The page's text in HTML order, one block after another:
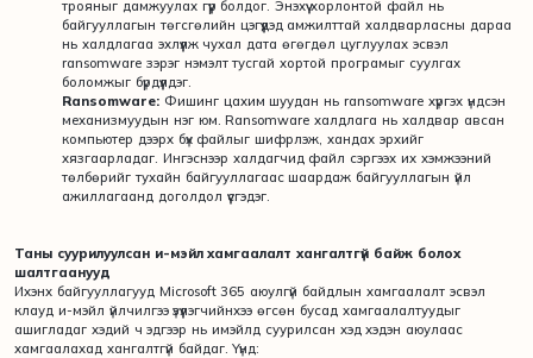
трояныг дамжуулах гүүр болдог. Энэхүү хорлонтой файл нь
байгууллагын төгсгөлийн цэгүүдэд амжилттай халдварласны дараа
нь халдлагаа эхлүүлж чухал дата өгөгдөл цуглуулах эсвэл
ransomware зэрэг нэмэлт тусгай хортой програмыг суулгах
боломжыг бүрдүүлдэг.
Ransomware: Фишинг цахим шуудан нь ransomware хүргэх үндсэн
механизмуудын нэг юм. Ransomware халдлага нь халдвар авсан
компьютер дээрх бүх файлыг шифрлэж, хандах эрхийг
хязгаарладаг. Ингэснээр халдагчид файл сэргээх их хэмжээний
төлбөрийг тухайн байгууллагаас шаардаж байгууллагын үйл
ажиллагаанд доголдол үүсгэдэг.
Таны суурилуулсан и-мэйл хамгаалалт хангалтгүй байж болох
шалтгаанууд
Ихэнх байгууллагууд Microsoft 365 аюулгүй байдлын хамгаалалт эсвэл
клауд и-мэйл үйлчилгээ үзүүлэгчийнхээ өгсөн бусад хамгаалалтуудыг
ашигладаг хэдий ч эдгээр нь имэйлд суурилсан хэд хэдэн аюулаас
хамгаалахад хангалтгүй байдаг. Үүнд: